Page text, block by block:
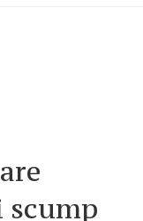
scump